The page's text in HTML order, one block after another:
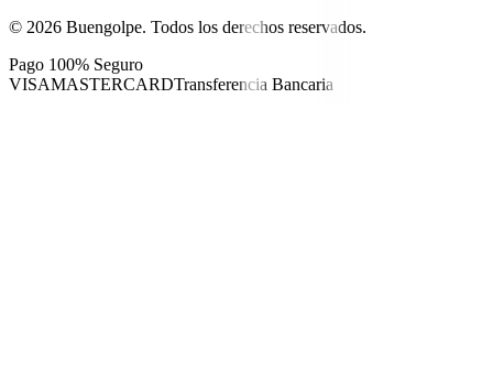
© 2026 Buengolpe. Todos los derechos reservados.
Pago 100% Seguro
VISAMASTERCARDTransferencia Bancaria